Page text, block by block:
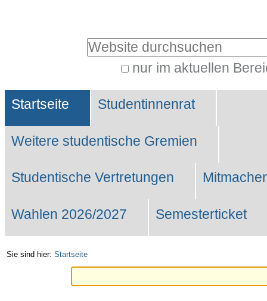
Website durchsuchen
nur im aktuellen
Suche…
Sektionen
Startseite Studentinnenrat
Weitere studentische Gremien
Studentische Vertretungen
Wahlen 2026/2027 Semesterticket
Sie sind hier: Startseite